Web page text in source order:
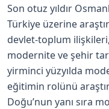
Son otuz yıldır
Türkiye üzerine
devlet-toplum
modernite ve şehir
yirminci yüzyılda
eğitimin rolünü
Doğu’nun yanı sıra